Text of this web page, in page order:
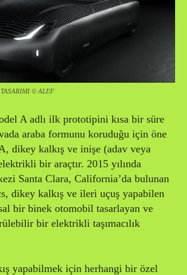
© ALEF
A adlı ilk prototipini kısa bir süre
araba formunu koruduğu için öne
dikey kalkış ve inişe (adav veya
bir araçtır. 2015 yılında
Santa Clara, California’da bulunan
dikey kalkış ve ileri uçuş yapabilen
bir binek otomobil tasarlayan ve
bir elektrikli taşımacılık
yapabilmek için herhangi bir özel